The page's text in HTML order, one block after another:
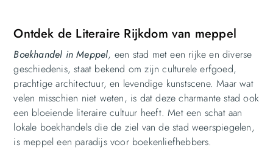
Ontdek de Literaire Rijkdom van meppel
Boekhandel in Meppel, een stad met een rijke en diverse
geschiedenis, staat bekend om zijn culturele erfgoed,
prachtige architectuur, en levendige kunstscene. Maar wat
velen misschien niet weten, is dat deze charmante stad ook
een bloeiende literaire cultuur heeft. Met een schat aan
lokale boekhandels die de ziel van de stad weerspiegelen,
is meppel een paradijs voor boekenliefhebbers.